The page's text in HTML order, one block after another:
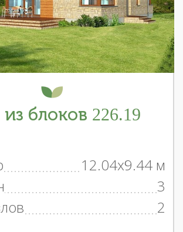
блоков 226.19
12.04x9.44 м
3
2